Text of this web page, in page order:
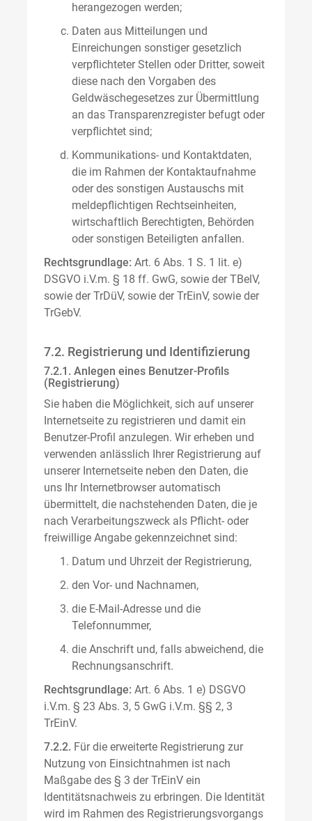
herangezogen werden;
Daten aus Mitteilungen und
Einreichungen sonstiger gesetzlich
verpflichteter Stellen oder Dritter, soweit
diese nach den Vorgaben des
Geldwäschegesetzes zur Übermittlung
an das Transparenzregister befugt oder
verpflichtet sind;
Kommunikations- und Kontaktdaten,
die im Rahmen der Kontaktaufnahme
oder des sonstigen Austauschs mit
meldepflichtigen Rechtseinheiten,
wirtschaftlich Berechtigten, Behörden
oder sonstigen Beteiligten anfallen.
Rechtsgrundlage: Art. 6 Abs. 1 S. 1 lit. e)
DSGVO i.V.m. § 18 ff. GwG, sowie der TBelV,
sowie der TrDüV, sowie der TrEinV, sowie der
TrGebV.
7.2. Registrierung und Identifizierung
7.2.1. Anlegen eines Benutzer-Profils
(Registrierung)
Sie haben die Möglichkeit, sich auf unserer
Internetseite zu registrieren und damit ein
Benutzer-Profil anzulegen. Wir erheben und
verwenden anlässlich Ihrer Registrierung auf
unserer Internetseite neben den Daten, die
uns Ihr Internetbrowser automatisch
übermittelt, die nachstehenden Daten, die je
nach Verarbeitungszweck als Pflicht- oder
freiwillige Angabe gekennzeichnet sind:
Datum und Uhrzeit der Registrierung,
den Vor- und Nachnamen,
die E-Mail-Adresse und die
Telefonnummer,
die Anschrift und, falls abweichend, die
Rechnungsanschrift.
Rechtsgrundlage: Art. 6 Abs. 1 e) DSGVO
i.V.m. § 23 Abs. 3, 5 GwG i.V.m. §§ 2, 3
TrEinV.
7.2.2. Für die erweiterte Registrierung zur
Nutzung von Einsichtnahmen ist nach
Maßgabe des § 3 der TrEinV ein
Identitätsnachweis zu erbringen. Die Identität
wird im Rahmen des Registrierungsvorgangs